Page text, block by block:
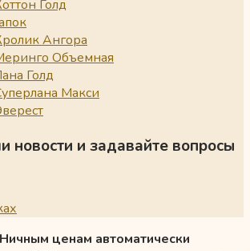
Голд
Ангора
Объемная
Голд
Макси
новости и задавайте вопросы
ценам автоматически